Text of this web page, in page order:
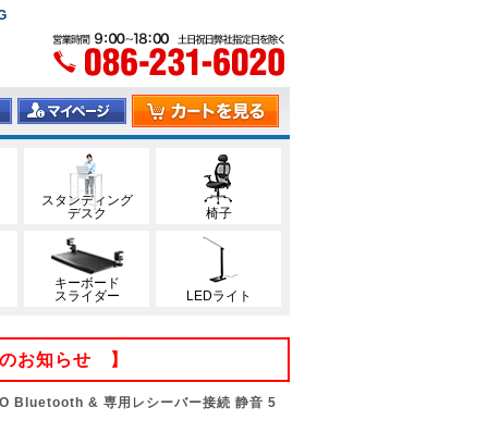
スタンディング
デスク
椅子
キーボード
スライダー
LEDライト
お知らせ 】
Bluetooth & 専用レシーバー接続 静音 5